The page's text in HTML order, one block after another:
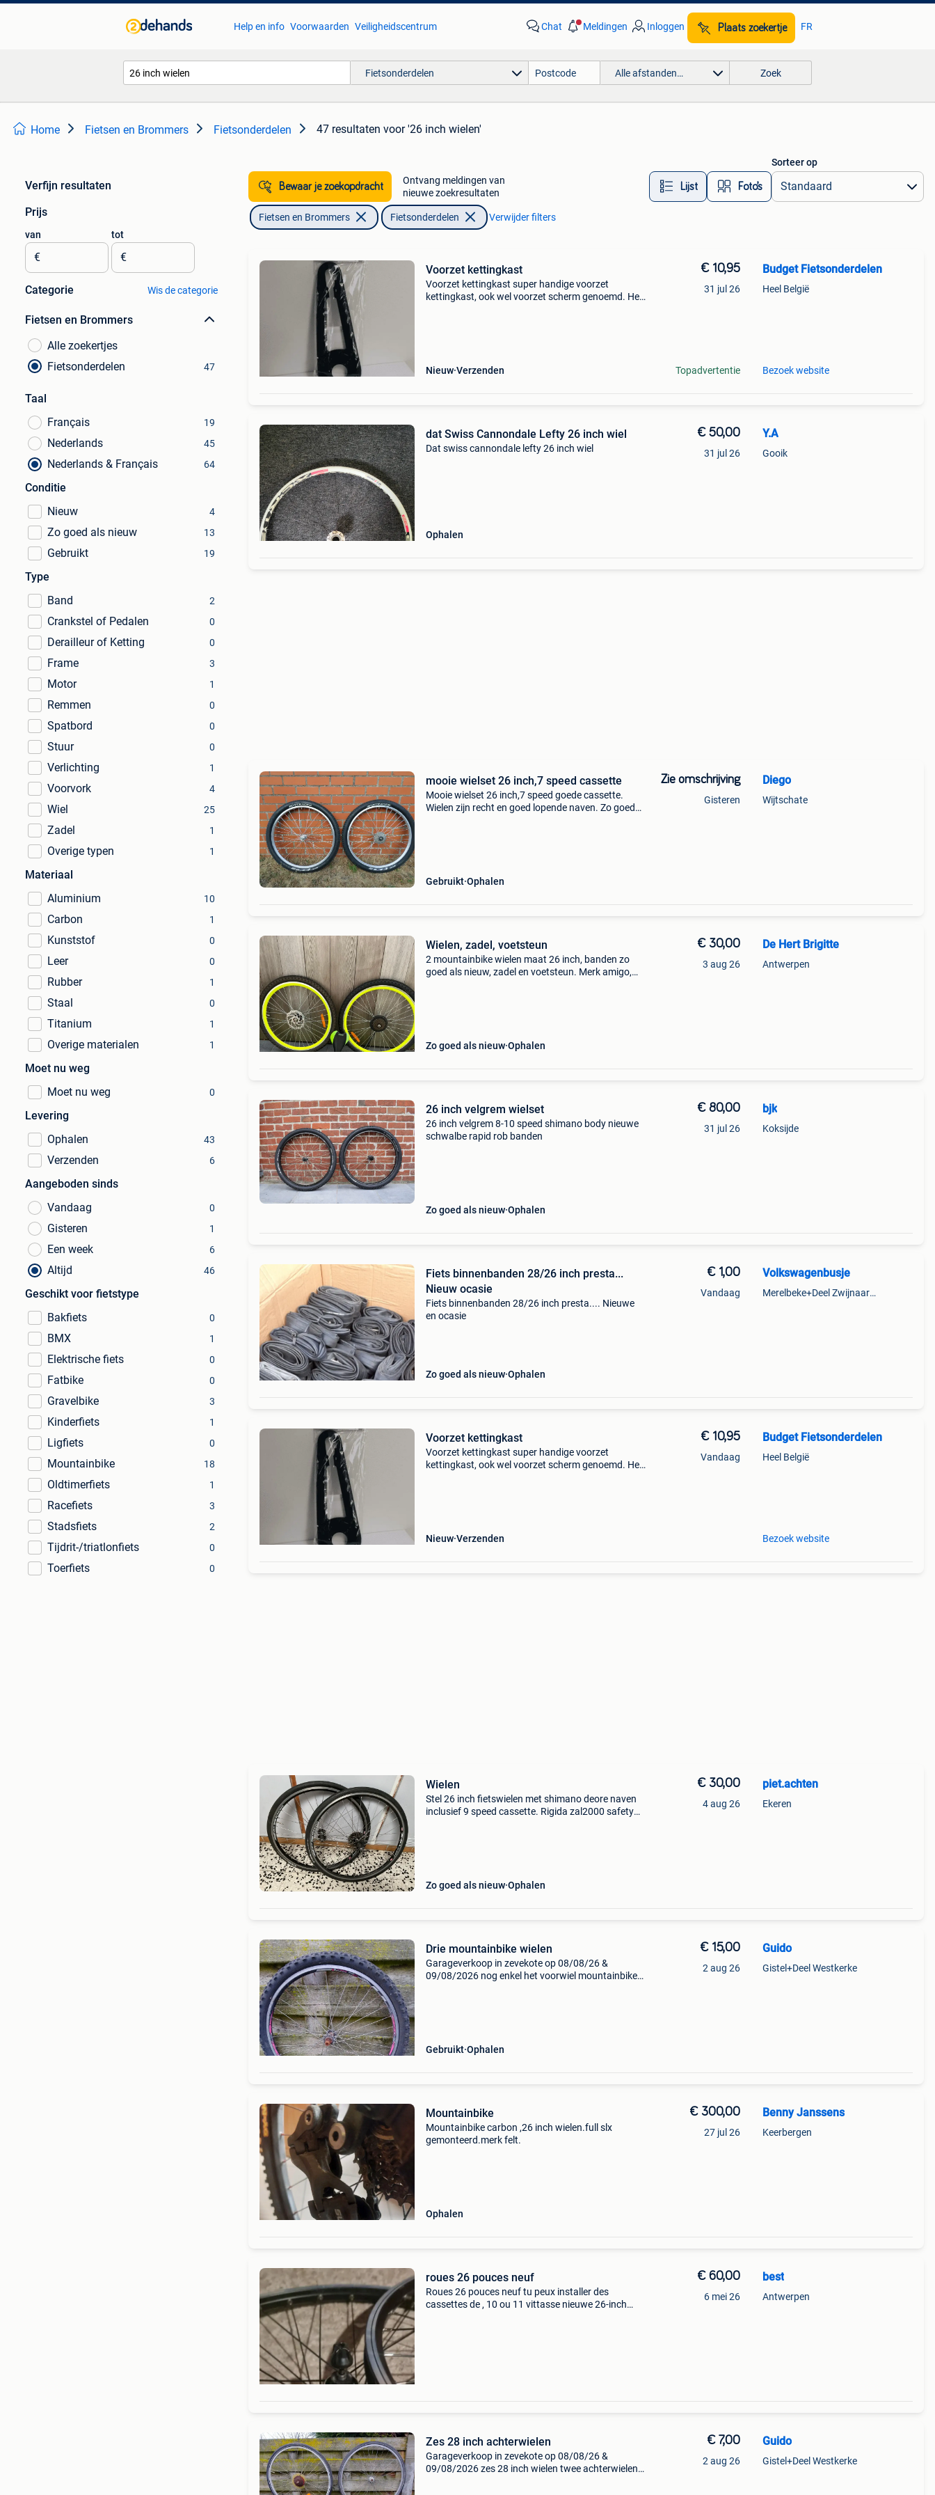
Help en info Voorwaarden Veiligheidscentrum Chat Meldingen Inloggen Plaats zoekertje FR
Fietsonderdelen Alle afstanden… Zoek
Home Fietsen en Brommers Fietsonderdelen 47 resultaten voor '26 inch wielen'
Verfijn resultaten
Prijs
van
€
tot
€
Categorie Wis de categorie
Fietsen en Brommers
Alle zoekertjes
Fietsonderdelen
47
Taal
Français
19
Nederlands 45
Nederlands & Français 64
Conditie
Nieuw
4
Zo goed als nieuw 13
Gebruikt 19
Type
Band
2
Crankstel of Pedalen 0
Derailleur of Ketting 0
Frame 3
Motor 1
Remmen 0
Spatbord 0
Stuur 0
Verlichting 1
Voorvork 4
Wiel 25
Zadel 1
Overige typen 1
Materiaal
Aluminium
10
Carbon 1
Kunststof 0
Leer 0
Rubber 1
Staal 0
Titanium 1
Overige materialen 1
Moet nu weg
Moet nu weg
0
Levering
Ophalen
43
Verzenden 6
Aangeboden sinds
Vandaag
0
Gisteren 1
Een week 6
Altijd 46
Geschikt voor fietstype
Bakfiets
0
BMX 1
Elektrische fiets 0
Fatbike 0
Gravelbike 3
Kinderfiets 1
Ligfiets 0
Mountainbike 18
Oldtimerfiets 1
Racefiets 3
Stadsfiets 2
Tijdrit-/triatlonfiets 0
Toerfiets 0
Bewaar je zoekopdracht
Ontvang meldingen van
nieuwe zoekresultaten
Lijst Foto’s
Sorteer op
Fietsen en Brommers Fietsonderdelen Verwijder filters
Voorzet kettingkast
Voorzet kettingkast super handige voorzet
kettingkast, ook wel voorzet scherm genoemd. Het
Nieuw Verzenden
€ 10,95
31 jul 26
Topadvertentie
Budget Fietsonderdelen
Heel België
Bezoek website
dat Swiss Cannondale Lefty 26 inch wiel
Dat swiss cannondale lefty 26 inch wiel
Ophalen
€ 50,00
31 jul 26
Y.A
Gooik
mooie wielset 26 inch,7 speed cassette
Mooie wielset 26 inch,7 speed goede cassette.
Wielen zijn recht en goed lopende naven. Zo goed
Gebruikt Ophalen
Zie omschrijving
Gisteren
Diego
Wijtschate
Wielen, zadel, voetsteun
2 mountainbike wielen maat 26 inch, banden zo
goed als nieuw, zadel en voetsteun. Merk amigo,
Zo goed als nieuw Ophalen
€ 30,00
3 aug 26
De Hert Brigitte
Antwerpen
26 inch velgrem wielset
26 inch velgrem 8-10 speed shimano body nieuwe
schwalbe rapid rob banden
Zo goed als nieuw Ophalen
€ 80,00
31 jul 26
bjk
Koksijde
Fiets binnenbanden 28/26 inch presta...
Nieuw ocasie
Fiets binnenbanden 28/26 inch presta.... Nieuwe
en ocasie
Zo goed als nieuw Ophalen
€ 1,00
Vandaag
Volkswagenbusje
Merelbeke+Deel Zwijnaarde
Voorzet kettingkast
Voorzet kettingkast super handige voorzet
kettingkast, ook wel voorzet scherm genoemd. Het
Nieuw Verzenden
€ 10,95
Vandaag
Budget Fietsonderdelen
Heel België
Bezoek website
Wielen
Stel 26 inch fietswielen met shimano deore naven
inclusief 9 speed cassette. Rigida zal2000 safety
Zo goed als nieuw Ophalen
€ 30,00
4 aug 26
piet.achten
Ekeren
Drie mountainbike wielen
Garageverkoop in zevekote op 08/08/26 &
09/08/2026 nog enkel het voorwiel mountainbike
Gebruikt Ophalen
€ 15,00
2 aug 26
Guido
Gistel+Deel Westkerke
Mountainbike
Mountainbike carbon ,26 inch wielen.full slx
gemonteerd.merk felt.
Ophalen
€ 300,00
27 jul 26
Benny Janssens
Keerbergen
roues 26 pouces neuf
Roues 26 pouces neuf tu peux installer des
cassettes de , 10 ou 11 vittasse nieuwe 26-inch
€ 60,00
6 mei 26
best
Antwerpen
Zes 28 inch achterwielen
Garageverkoop in zevekote op 08/08/26 &
09/08/2026 zes 28 inch wielen twee achterwielen
€ 7,00
2 aug 26
Guido
Gistel+Deel Westkerke